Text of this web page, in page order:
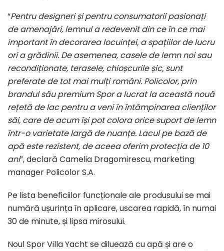
“Pentru designeri și pentru consumatorii pasionați
de amenajări, lemnul a redevenit din ce în ce mai
important în decorarea locuinței, a spațiilor de lucru
ori a grădinii. De asemenea, casele de lemn noi sau
recondiționate, terasele, chioșcurile șic, sunt
preferate de tot mai mulți români. Policolor, prin
brandul său premium Spor a lucrat la această nouă
rețetă de lac pentru a veni în întâmpinarea clienților
săi, care de acum își pot colora orice suport de lemn
într-o varietate largă de nuanțe. Lacul pe bază de
apă este rezistent, de aceea oferim protecția de 10
ani”, declară Camelia Dragomirescu, marketing
manager Policolor S.A.
Pe lista beneficiilor funcționale ale produsului se mai
numără ușurința în aplicare, uscarea rapidă, în numai
30 de minute, și lipsa mirosului.
Noul Spor Villa Yacht se diluează cu apă și are o